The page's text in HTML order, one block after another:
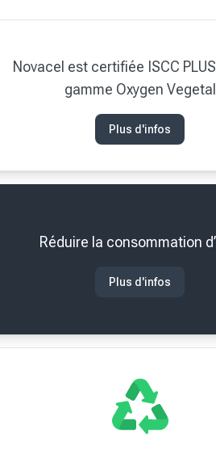
Novacel est certifiée ISCC
gamme Oxygen Vegetal
Plus d'infos
Réduire la consommation
Plus d'infos